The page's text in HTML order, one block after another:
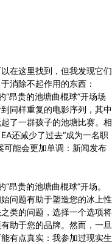
在这里找到，但我发现它们
消除不起作用的东西：
昂贵的池塘曲棍球”开场场
同样重复的电影序列，其中
了一群孩子的池塘比赛。相
还减少了过去“成为一名职
可能会更加单调：新闻发布
昂贵的池塘曲棍球”开场。
问题有助于塑造您的冰上性
类的问题，选择一个选项将
助于您的品牌。然而，一旦
有点真实：我参加过现实生